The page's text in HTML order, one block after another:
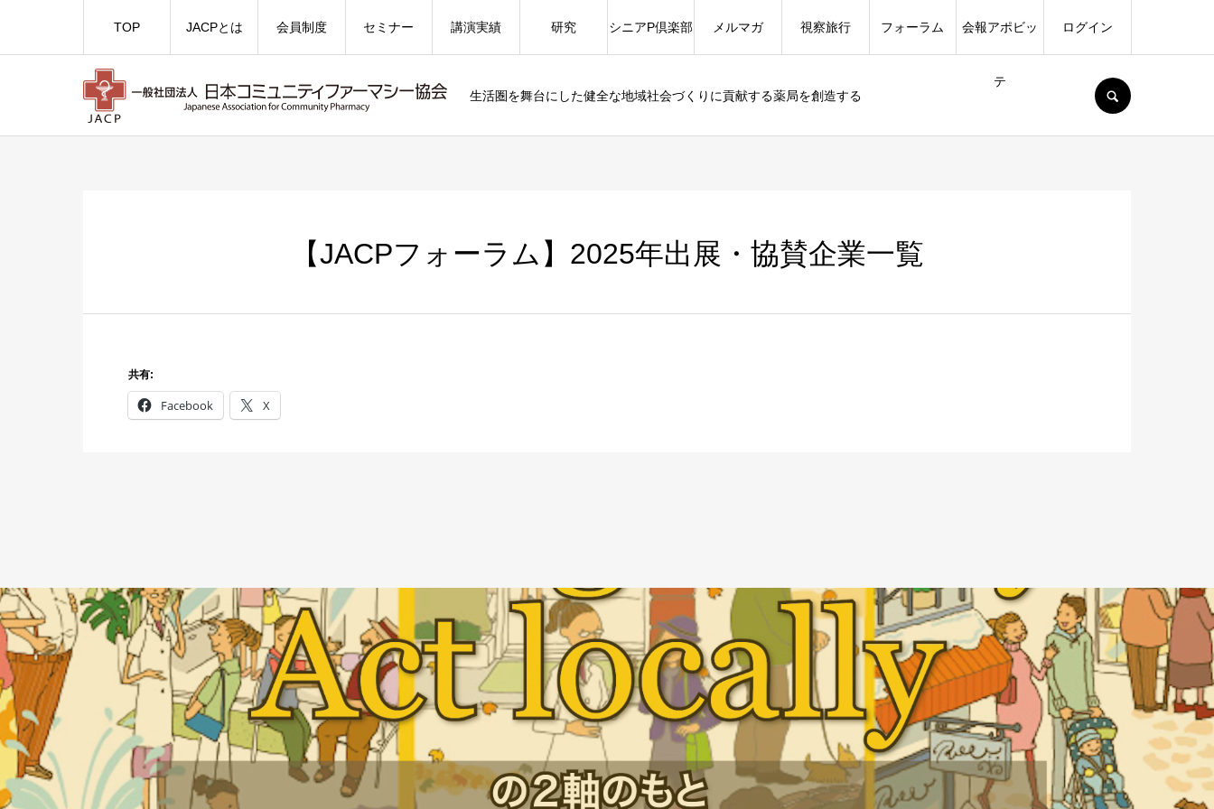
生活圏を舞台にした健全な地域社会づくりに貢献する薬局を創造する
TOP JACPとは 会員制度 セミナー 講演実績 研究 シニアP倶楽部 メルマガ 視察旅行 フォーラム 会報アポビッ
テ
ログイン
【JACPフォーラム】2025年出展・協賛企業一覧
共有:
Facebook X
メルマガ新着 会員限定